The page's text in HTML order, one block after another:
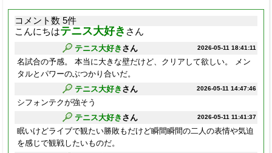
コメント数 5件
こんにちはテニス大好き さん
2026-05-11 18:41:11
テニス大好き さん
名試合の予感。 本当に大きな壁だけど、クリアして欲しい。 メン
タルとパワーのぶつかり合いだ。
2026-05-11 14:47:46
テニス大好き さん
シフォンテクが強そう
2026-05-11 11:41:37
テニス大好き さん
眠いけどライブで観たい勝敗もだけど瞬間瞬間の二人の表情や気迫
を感じで観戦したいものだ。